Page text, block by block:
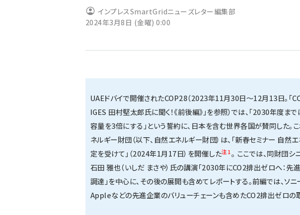
インプレスSmartGridニューズレター編集部
2024年3月8日 (金曜) 0:00
UAEドバイで開催されたCOP28（2023年11月30日～12月13日。「
IGES 田村堅太郎氏に聞く！《前後編》」を参照）では、「2030年度
容量を3倍にする」という誓約に、日本を含む世界各国が賛同した
ネルギー財団（以下、 自然エネルギー財団）は、「新春セミナー 自
定を受けて」（2024年1月17日）を開催した注1 。 ここでは、同財団シ
石田 雅也（いしだ まさや）氏の講演「2030年にCO2排出ゼロへ：先
調達」を中心に、その後の展開も含めてレポートする。前編では、ソニ
Appleなどの先進企業のバリューチェーンも含めたCO2排出ゼロの